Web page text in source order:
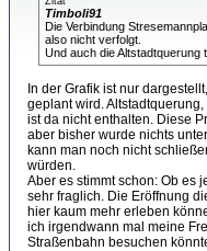
Timboli91
Die Verbindung
also nicht verfolgt.
Und auch die
In der Grafik ist nur
geplant wird.
ist da nicht enthalten. Diese
aber bisher wurde nichts
kann man noch nicht
würden.
Aber es stimmt schon: Ob es
sehr fraglich. Die Eröffnung
hier kaum mehr erleben
ich irgendwann mal meine
Straßenbahn besuchen